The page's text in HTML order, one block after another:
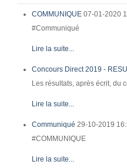
COMMUNIQUE 07-01-2020
#Communiqué
Lire la suite...
Concours Direct 2019 -
Les résultats, après écrit, du
Lire la suite...
Communiqué 29-10-2019
#COMMUNIQUE
Lire la suite...